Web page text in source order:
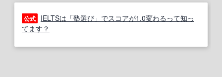
公式
IELTSは「塾選び」でスコアが1.0変わるって知っ
てます？